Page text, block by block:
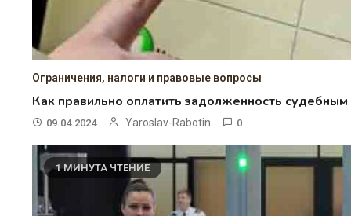
Ограничения, налоги и правовые вопросы
Как правильно оплатить задолженность судебным
09.04.2024 Yaroslav-Rabotin 0
1 МИНУТА ЧТЕНИЕ